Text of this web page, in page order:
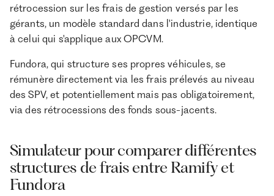
rétrocession sur les frais de gestion versés par les
gérants, un modèle standard dans l'industrie, identique
à celui qui s'applique aux OPCVM.
Fundora, qui structure ses propres véhicules, se
rémunère directement via les frais prélevés au niveau
des SPV, et potentiellement mais pas obligatoirement,
via des rétrocessions des fonds sous-jacents.
Simulateur pour comparer différentes
structures de frais entre Ramify et
Fundora